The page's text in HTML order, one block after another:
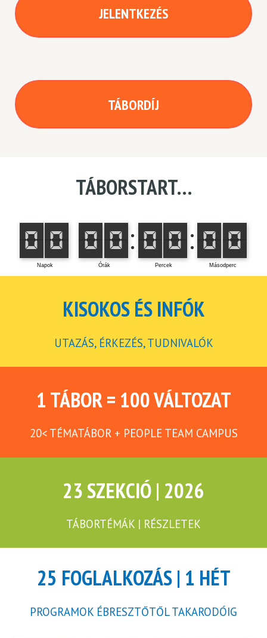
JELENTKEZÉS
TÁBORDÍJ
TÁBORSTART…
KISOKOS ÉS INFÓK
UTAZÁS, ÉRKEZÉS, TUDNIVALÓK
1 TÁBOR = 100 VÁLTOZAT
20< TÉMATÁBOR + PEOPLE TEAM CAMPUS
23 SZEKCIÓ | 2026
TÁBORTÉMÁK | RÉSZLETEK
25 FOGLALKOZÁS | 1 HÉT
PROGRAMOK ÉBRESZTŐTŐL TAKARODÓIG